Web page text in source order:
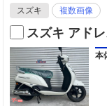
スズキ 複数画像
スズキ アド
本